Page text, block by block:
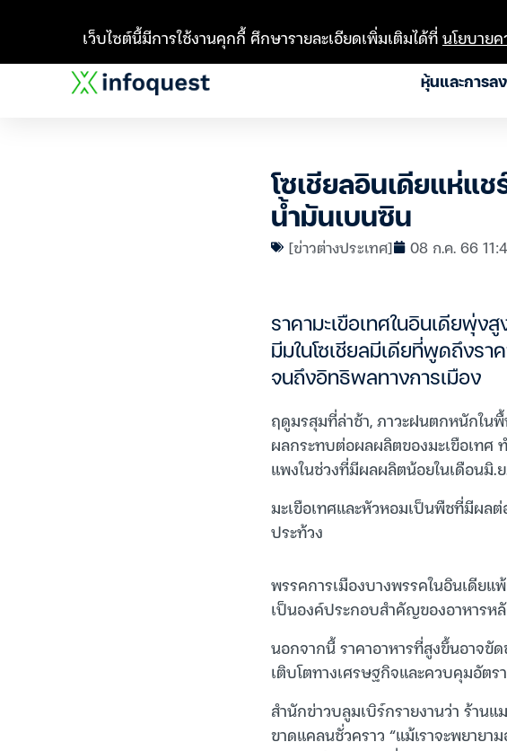
หุ้นและการล
โซเชียลอินเดียแห่แ
น้ำมันเบนซิน
[ข่าวต่างประเทศ] 08 ก.ค. 66
ราคามะเขือเทศในอินเดียพุ่ง
มีมในโซเชียลมีเดียที่พูดถึงรา
จนถึงอิทธิพลทางการเมือง
ฤดูมรสุมที่ล่าช้า, ภาวะฝนตกหนักใน
ผลกระทบต่อผลผลิตของมะเขือเทศ
แพงในช่วงที่มีผลผลิตน้อยในเดือนมิ.
มะเขือเทศและหัวหอมเป็นพืชที่มีผล
ประท้วง
พรรคการเมืองบางพรรคในอินเดียแ
เป็นองค์ประกอบสำคัญของอาหารห
นอกจากนี้ ราคาอาหารที่สูงขึ้นอาจขั
เติบโตทางเศรษฐกิจและควบคุมอัตร
สำนักข่าวบลูมเบิร์กรายงานว่า ร้าน
ขาดแคลนชั่วคราว “แม้เราจะพยายา
เว็บไซต์นี้มีการใช้งานคุกกี้ ศึกษารายละเอียดเพิ่มเติมได้ที่นโยบาย